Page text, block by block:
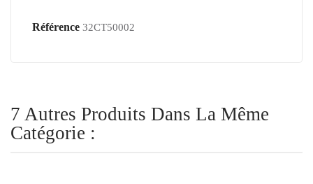
Référence 32CT50002
7 Autres Produits Dans La Même
Catégorie :